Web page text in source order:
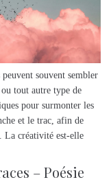
souvent sembler
tout autre type de
pour surmonter les
et le trac, afin de
La créativité est-elle
– Poésie